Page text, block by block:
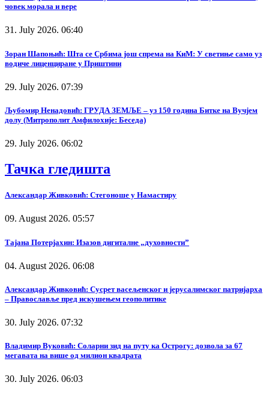
човек морала и вере
31. July 2026. 06:40
Зоран Шапоњић: Шта се Србима још спрема на КиМ: У светиње само уз
водиче лиценциране у Приштини
29. July 2026. 07:39
Љубомир Ненадовић: ГРУДА ЗЕМЉЕ – уз 150 година Битке на Вучјем
долу (Митрополит Амфилохије: Беседа)
29. July 2026. 06:02
Тачка гледишта
Александар Живковић: Стегоноше у Намастиру
09. August 2026. 05:57
Тајана Потерјахин: Изазов дигиталне „духовности”
04. August 2026. 06:08
Александар Живковић: Сусрет васељенског и јерусалимског патријарха
– Православље пред искушењем геополитике
30. July 2026. 07:32
Владимир Вуковић: Соларни зид на путу ка Острогу: дозвола за 67
мегавата на више од милион квадрата
30. July 2026. 06:03